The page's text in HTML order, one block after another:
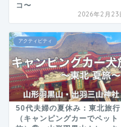
コ〜
2026年2月23
アクティビティ
50代夫婦の夏休み：東北旅行
（キャンピングカーでペット